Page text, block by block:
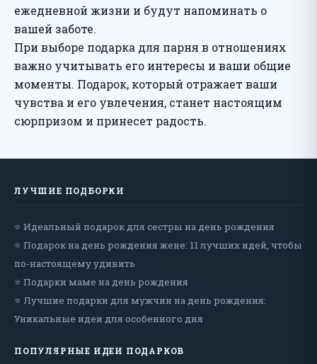
ежедневной жизни и будут напоминать о
вашей заботе.
При выборе подарка для парня в отношениях
важно учитывать его интересы и ваши общие
моменты. Подарок, который отражает ваши
чувства и его увлечения, станет настоящим
сюрпризом и принесет радость.
ЛУЧШИЕ ПОДБОРКИ
⭐ Идеальный подарок для сестры на день рождения
⭐ Подарок на день рождения жене: 11 лучших идей, чтобы
по-настоящему удивить
⭐ Подарки маме на день рождения
⭐ Лучшие подарки для мужчин на день рождения:
Уникальные идеи для особенного дня
ПОПУЛЯРНЫЕ ИДЕИ ПОДАРКОВ